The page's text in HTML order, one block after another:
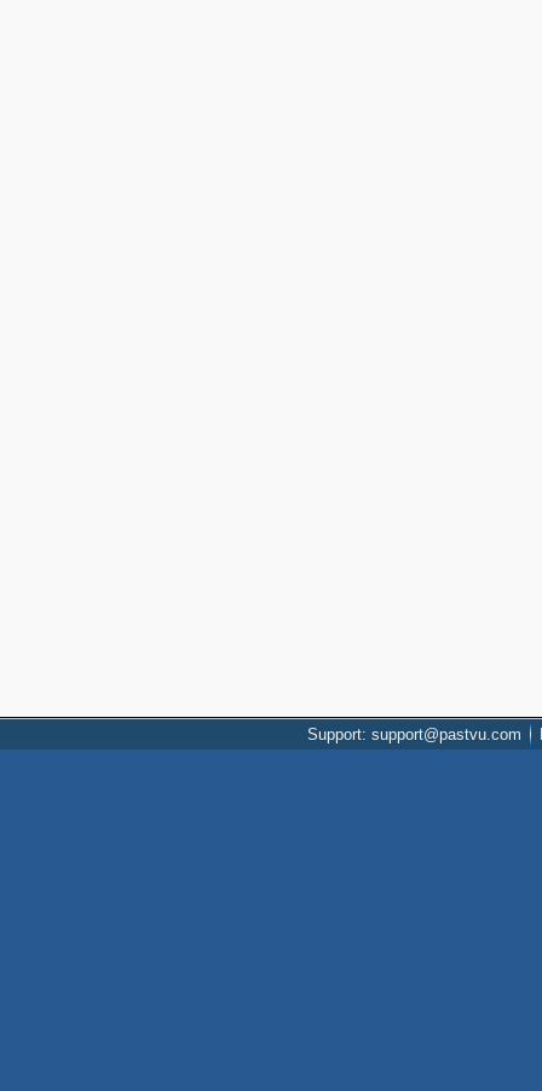
Support: support@pastvu.com